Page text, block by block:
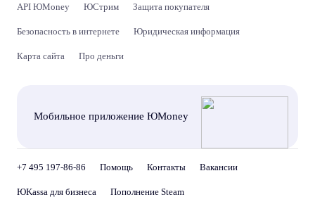
API ЮMoney ЮСтрим Защита покупателя
Безопасность в интернете Юридическая информация
Карта сайта Про деньги
Мобильное приложение ЮMoney
+7 495 197-86-86 Помощь Контакты Вакансии
ЮKassa для бизнеса Пополнение Steam